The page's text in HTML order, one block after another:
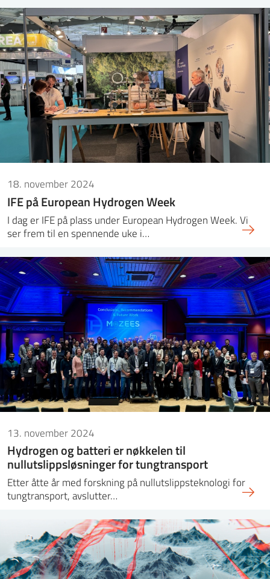
18. november 2024
IFE på European Hydrogen Week
I dag er IFE på plass under European Hydrogen Week. Vi
ser frem til en spennende uke i…
13. november 2024
Hydrogen og batteri er nøkkelen til
nullutslippsløsninger for tungtransport
Etter åtte år med forskning på nullutslippsteknologi for
tungtransport, avslutter…